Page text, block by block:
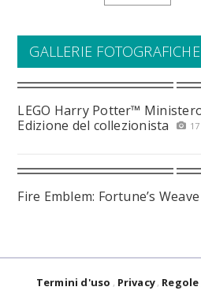
GALLERIE FOTOGRAFICHE
LEGO Harry Potter™
Edizione del collezionista
Fire Emblem: Fortune’s Weave
Termini d'uso Privacy Regole